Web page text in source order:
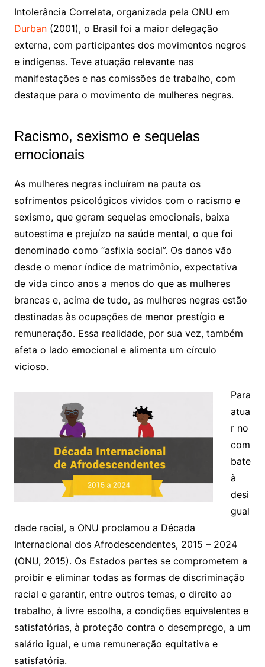
Intolerância Correlata, organizada pela ONU em
Durban(2001), o Brasil foi a maior delegação
externa, com participantes dos movimentos negros
e indígenas. Teve atuação relevante nas
manifestações e nas comissões de trabalho, com
destaque para o movimento de mulheres negras.
Racismo, sexismo e sequelas
emocionais
As mulheres negras incluíram na pauta os
sofrimentos psicológicos vividos com o racismo e
sexismo, que geram sequelas emocionais, baixa
autoestima e prejuízo na saúde mental, o que foi
denominado como “asfixia social”. Os danos vão
desde o menor índice de matrimônio, expectativa
de vida cinco anos a menos do que as mulheres
brancas e, acima de tudo, as mulheres negras estão
destinadas às ocupações de menor prestígio e
remuneração. Essa realidade, por sua vez, também
afeta o lado emocional e alimenta um círculo
vicioso.
Para
atua
r no
com
bate
à
desi
gual
dade racial, a ONU proclamou a Década
Internacional dos Afrodescendentes, 2015 – 2024
(ONU, 2015). Os Estados partes se comprometem a
proibir e eliminar todas as formas de discriminação
racial e garantir, entre outros temas, o direito ao
trabalho, à livre escolha, a condições equivalentes e
satisfatórias, à proteção contra o desemprego, a um
salário igual, e uma remuneração equitativa e
satisfatória.